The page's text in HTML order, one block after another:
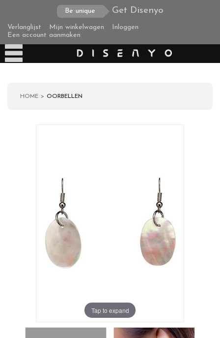
Be unique Get Disenyo
Verlanglijst Mijn winkelwagen
Inloggen
Een account aanmaken
HOME OORBELLEN
Tap to expand